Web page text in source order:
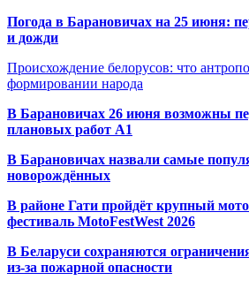
Погода в Барановичах на 25 июня:
и дожди
Происхождение белорусов: что
формировании народа
В Барановичах 26 июня возможны
плановых работ A1
В Барановичах назвали самые
новорождённых
В районе Гати пройдёт крупный
фестиваль MotoFestWest 2026
В Беларуси сохраняются
из-за пожарной опасности